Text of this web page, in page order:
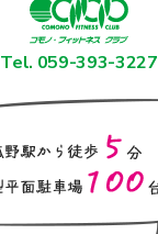
Tel. 059-393-3227